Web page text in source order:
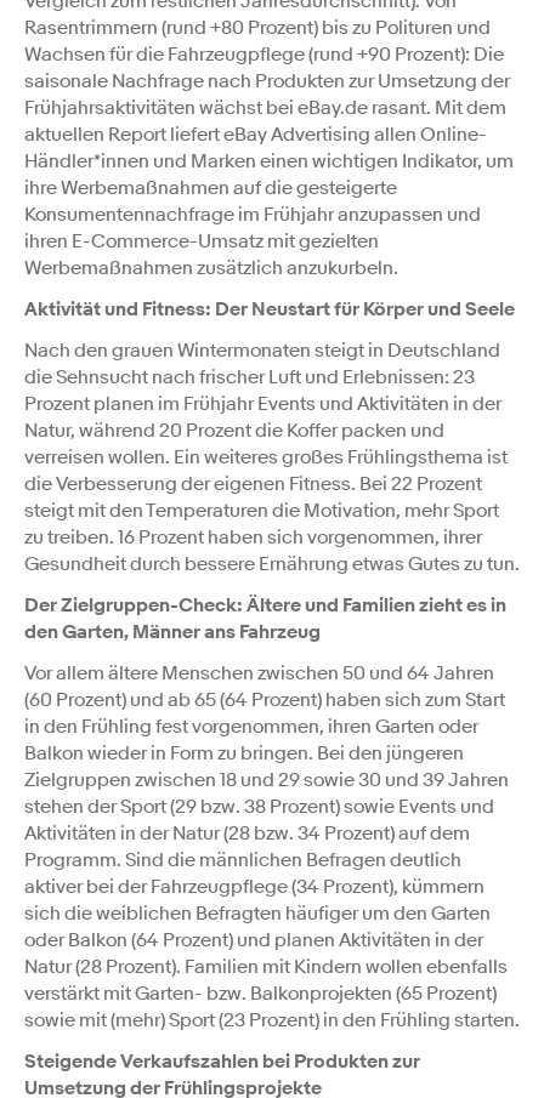
Rasentrimmern (rund +80 Prozent) bis zu Polituren und
Wachsen für die Fahrzeugpflege (rund +90 Prozent): Die
saisonale Nachfrage nach Produkten zur Umsetzung der
Frühjahrsaktivitäten wächst bei eBay.de rasant. Mit dem
aktuellen Report liefert eBay Advertising allen Online-
Händler*innen und Marken einen wichtigen Indikator, um
ihre Werbemaßnahmen auf die gesteigerte
Konsumentennachfrage im Frühjahr anzupassen und
ihren E-Commerce-Umsatz mit gezielten
Werbemaßnahmen zusätzlich anzukurbeln.
Aktivität und Fitness: Der Neustart für Körper und Seele
Nach den grauen Wintermonaten steigt in Deutschland
die Sehnsucht nach frischer Luft und Erlebnissen: 23
Prozent planen im Frühjahr Events und Aktivitäten in der
Natur, während 20 Prozent die Koffer packen und
verreisen wollen. Ein weiteres großes Frühlingsthema ist
die Verbesserung der eigenen Fitness. Bei 22 Prozent
steigt mit den Temperaturen die Motivation, mehr Sport
zu treiben. 16 Prozent haben sich vorgenommen, ihrer
Gesundheit durch bessere Ernährung etwas Gutes zu tun.
Der Zielgruppen-Check: Ältere und Familien zieht es in
den Garten, Männer ans Fahrzeug
Vor allem ältere Menschen zwischen 50 und 64 Jahren
(60 Prozent) und ab 65 (64 Prozent) haben sich zum Start
in den Frühling fest vorgenommen, ihren Garten oder
Balkon wieder in Form zu bringen. Bei den jüngeren
Zielgruppen zwischen 18 und 29 sowie 30 und 39 Jahren
stehen der Sport (29 bzw. 38 Prozent) sowie Events und
Aktivitäten in der Natur (28 bzw. 34 Prozent) auf dem
Programm. Sind die männlichen Befragen deutlich
aktiver bei der Fahrzeugpflege (34 Prozent), kümmern
sich die weiblichen Befragten häufiger um den Garten
oder Balkon (64 Prozent) und planen Aktivitäten in der
Natur (28 Prozent). Familien mit Kindern wollen ebenfalls
verstärkt mit Garten- bzw. Balkonprojekten (65 Prozent)
sowie mit (mehr) Sport (23 Prozent) in den Frühling starten.
Steigende Verkaufszahlen bei Produkten zur
Umsetzung der Frühlingsprojekte